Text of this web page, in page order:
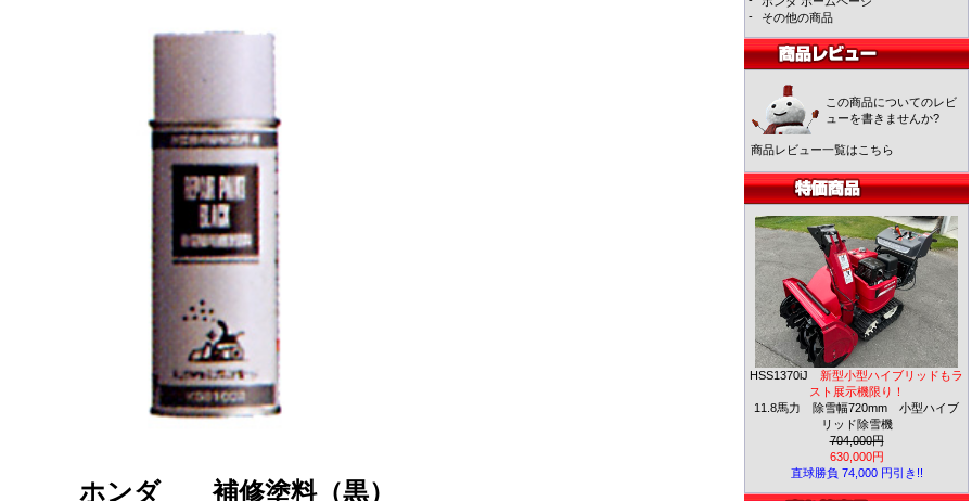
ホンダ 補修塗料（黒）
-
その他の商品
この商品についてのレビ
ューを書きませんか?
商品レビュー一覧はこちら
HSS1370iJ 新型小型ハイブリッドもラ
スト展示機限り！
11.8馬力 除雪幅720mm 小型ハイブ
リッド除雪機
704,000円
630,000円
直球勝負 74,000 円引き!!